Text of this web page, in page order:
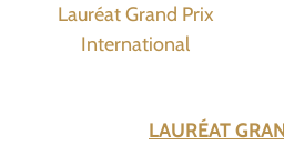
Lauréat Grand Prix
International
LAURÉAT